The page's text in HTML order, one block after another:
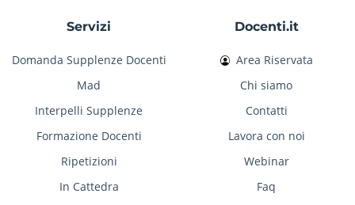
Servizi
Domanda Supplenze Docenti
Mad
Interpelli Supplenze
Formazione Docenti
Ripetizioni
In Cattedra
Docenti.it
Area Riservata
Chi siamo
Contatti
Lavora con noi
Webinar
Faq